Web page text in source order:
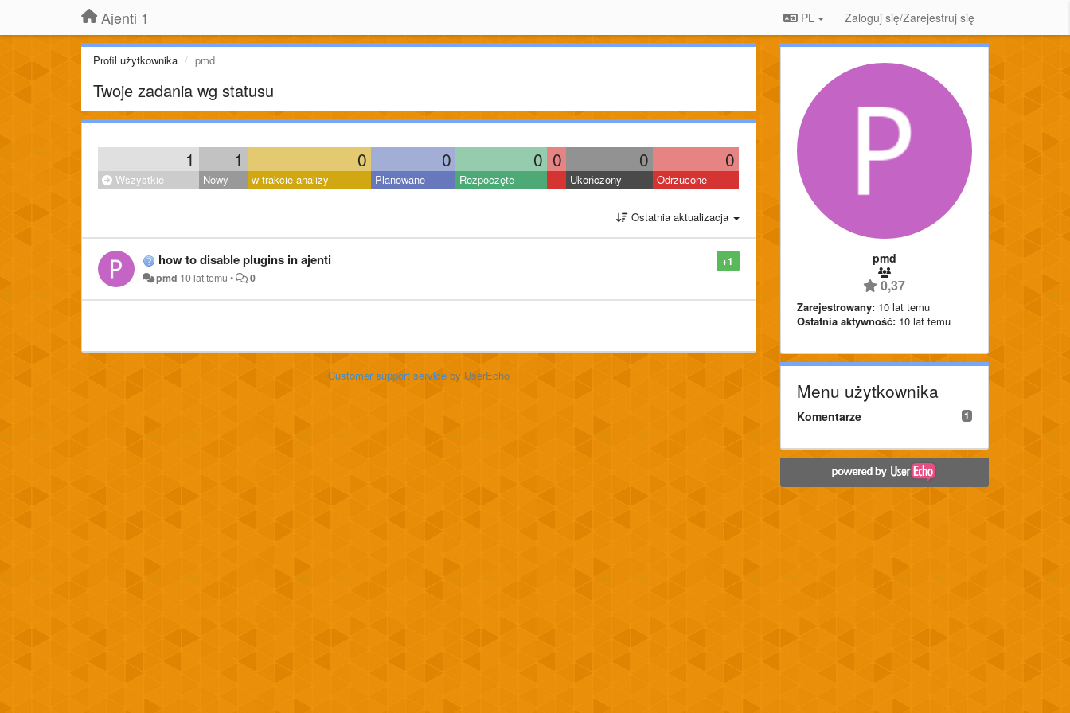
Ajenti 1 PL Zaloguj się/Zarejestruj się
Profil użytkownika pmd
Twoje zadania wg statusu
1 1 0 0 0 0 0 0
Wszystkie Nowy w trakcie analizy Planowane Rozpoczęte Ukończony Odrzucone
Ostatnia aktualizacja
+1
how to disable plugins in ajenti
pmd 10 lat temu • 0
Customer support serviceby UserEcho
pmd
0,37
Zarejestrowany: 10 lat temu
Ostatnia aktywność: 10 lat temu
Menu użytkownika
1
Komentarze